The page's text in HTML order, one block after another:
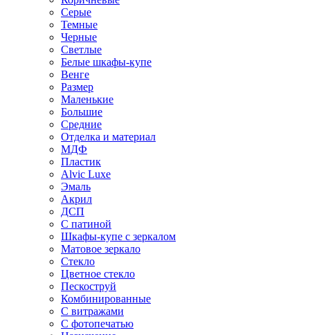
Серые
Темные
Черные
Светлые
Белые шкафы-купе
Венге
Размер
Маленькие
Большие
Средние
Отделка и материал
МДФ
Пластик
Alvic Luxe
Эмаль
Акрил
ДСП
С патиной
Шкафы-купе с зеркалом
Матовое зеркало
Стекло
Цветное стекло
Пескоструй
Комбинированные
С витражами
С фотопечатью